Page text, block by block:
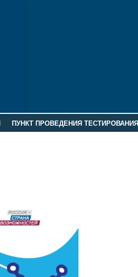
ПУНКТ ПРОВЕДЕНИЯ ТЕСТИРОВАНИЯ